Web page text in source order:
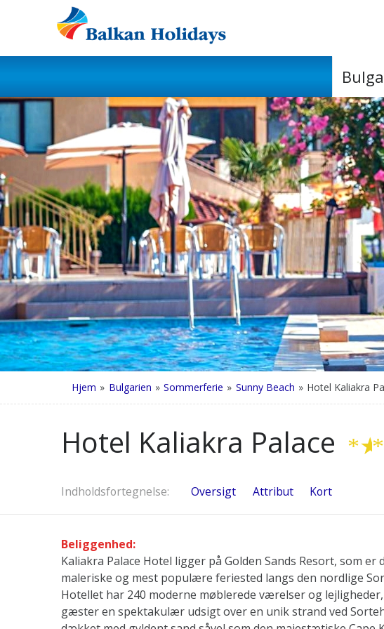
Hjem » Bulgarien » Sommerferie » Sunny Beach » Hotel Kaliakra
Hotel Kaliakra Palace ★
Indholdsfortegnelse Oversigt Attribut Kort
Beliggenhed:
Kaliakra Palace Hotel ligger på Golden Sands Resort, som er
maleriske og mest populære feriested langs den nordlige
Hotellet har 240 moderne møblerede værelser og
gæster en spektakulær udsigt over en unik strand ved